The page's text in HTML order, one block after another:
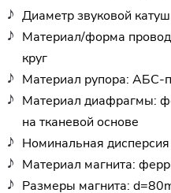
Диаметр звуковой
Материал/форма
круг
Материал рупора: АБС-
Материал диафрагмы:
на тканевой основе
Номинальная
Материал магнита:
Размеры магнита: